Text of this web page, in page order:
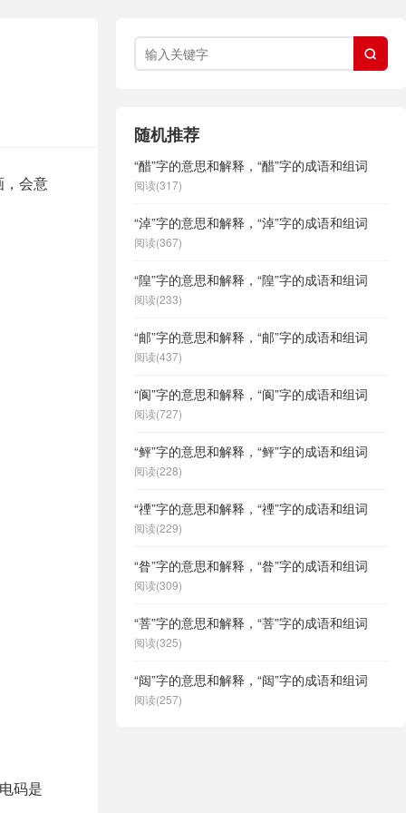
，会意
码是

随机推荐
“醋”字的意思和解释，“醋”字的成语和组词
阅读(317)
“淖”字的意思和解释，“淖”字的成语和组词
阅读(367)
“隍”字的意思和解释，“隍”字的成语和组词
阅读(233)
“邮”字的意思和解释，“邮”字的成语和组词
阅读(437)
“阆”字的意思和解释，“阆”字的成语和组词
阅读(727)
“鲆”字的意思和解释，“鲆”字的成语和组词
阅读(228)
“禋”字的意思和解释，“禋”字的成语和组词
阅读(229)
“昝”字的意思和解释，“昝”字的成语和组词
阅读(309)
“菩”字的意思和解释，“菩”字的成语和组词
阅读(325)
“闼”字的意思和解释，“闼”字的成语和组词
阅读(257)